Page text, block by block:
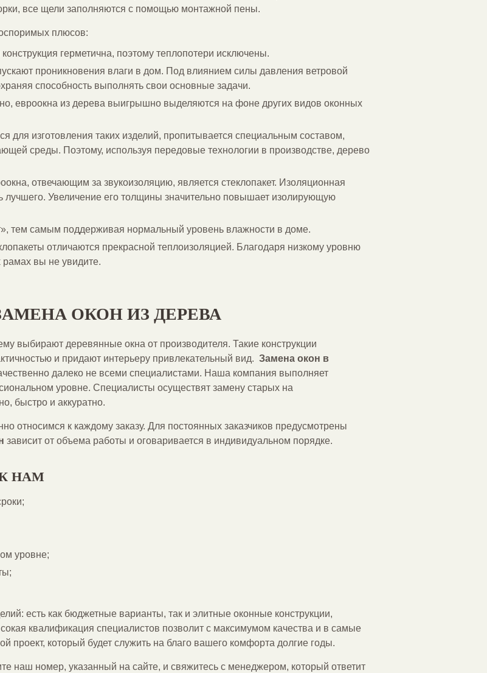
все щели заполняются с помощью монтажной пены.
плюсов:
герметична, поэтому теплопотери исключены.
проникновения влаги в дом. Под влиянием силы давления ветровой
способность выполнять свои основные задачи.
евроокна из дерева выигрышно выделяются на фоне других видов оконных
для изготовления таких изделий, пропитывается специальным составом,
среды. Поэтому, используя передовые технологии в производстве, дерево
отвечающим за звукоизоляцию, является стеклопакет. Изоляционная
лучшего. Увеличение его толщины значительно повышает изолирующую
тем самым поддерживая нормальный уровень влажности в доме.
отличаются прекрасной теплоизоляцией. Благодаря низкому уровню
рамах вы не увидите.
ОКОН ИЗ ДЕРЕВА
выбирают деревянные окна от производителя. Такие конструкции
и придают интерьеру привлекательный вид. Замена окон в
далеко не всеми специалистами. Наша компания выполняет
уровне. Специалисты осуществят замену старых на
быстро и аккуратно.
относимся к каждому заказу. Для постоянных заказчиков предусмотрены
зависит от объема работы и оговаривается в индивидуальном порядке.
НАМ
уровне;
есть как бюджетные варианты, так и элитные оконные конструкции,
квалификация специалистов позволит с максимумом качества и в самые
проект, который будет служить на благо вашего комфорта долгие годы.
наш номер, указанный на сайте, и свяжитесь с менеджером, который ответит